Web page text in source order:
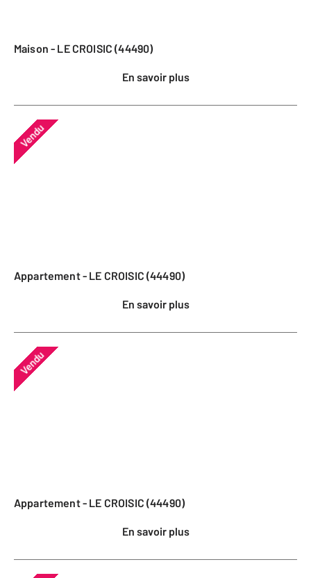
Maison - LE CROISIC (44490)
En savoir plus
Vendu
Appartement - LE CROISIC (44490)
En savoir plus
Vendu
Appartement - LE CROISIC (44490)
En savoir plus